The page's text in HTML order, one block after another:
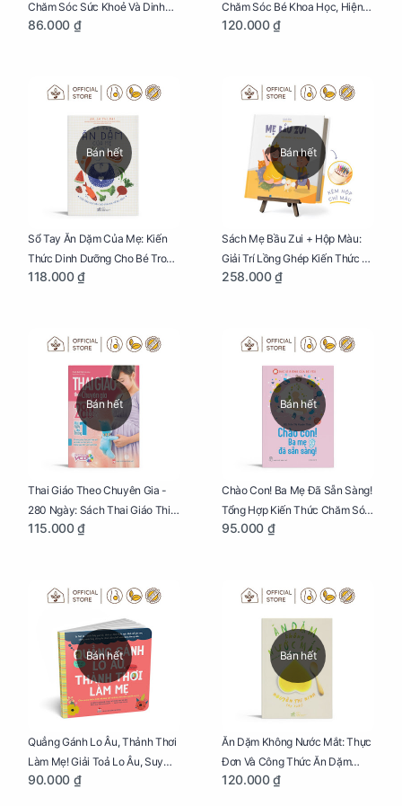
Chăm Sóc Sức Khoẻ Và Dinh
Dưỡng Cho Bé
86.000 ₫
Chăm Sóc Bé Khoa Học, Hiện
Đại
120.000 ₫
Bán hết
Sổ Tay Ăn Dặm Của Mẹ: Kiến
Thức Dinh Dưỡng Cho Bé Trong
Tuổi Ăn Dặm
118.000 ₫
Bán hết
Sách Mẹ Bầu Zui + Hộp Màu:
Giải Trí Lồng Ghép Kiến Thức Và
Lời Khuyên Mang Thai Bổ Ích
258.000 ₫
Bán hết
Thai Giáo Theo Chuyên Gia -
280 Ngày: Sách Thai Giáo Thiết
Thực Nhất Cho Mẹ Bầu
115.000 ₫
Bán hết
Chào Con! Ba Mẹ Đã Sẵn Sàng!
Tổng Hợp Kiến Thức Chăm Sóc
Trẻ Sơ Sinh
95.000 ₫
Bán hết
Quẳng Gánh Lo Âu, Thảnh Thơi
Làm Mẹ! Giải Toả Lo Âu, Suy
Nghĩ Tiêu Cực Cho Mẹ
90.000 ₫
Bán hết
Ăn Dặm Không Nước Mắt: Thực
Đơn Và Công Thức Ăn Dặm
Kiểu Nhật
120.000 ₫